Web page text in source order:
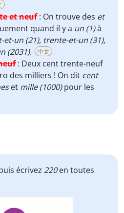
et neuf: On trouve des et
quand il y a un (1)à
et-un (21), trente-et-un (31),
(2031). 中文
: Deux cent trente-neuf
des milliers ! On dit cent
et mille (1000)pour les
écrivez 220en toutes